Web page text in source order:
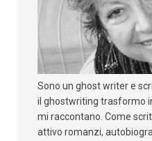
Sono un ghost writer e
il ghostwriting trasformo
mi raccontano. Come
attivo romanzi,